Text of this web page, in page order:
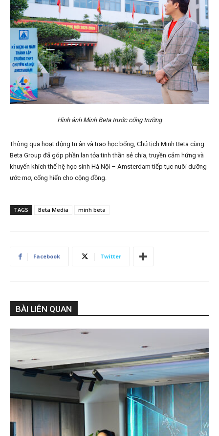
Hình ảnh Minh Beta trước cổng trường
Thông qua hoạt động tri ân và trao học bổng, Chủ tịch Minh Beta cùng
Beta Group đã góp phần lan tỏa tinh thần sẻ chia, truyền cảm hứng và
khuyến khích thế hệ học sinh Hà Nội – Amsterdam tiếp tục nuôi dưỡng
ước mơ, cống hiến cho cộng đồng.
TAGS Beta Media minh beta
Facebook Twitter
BÀI LIÊN QUAN